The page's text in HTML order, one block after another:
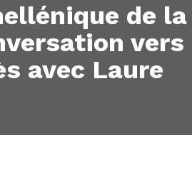
de la
vers
avec Laure